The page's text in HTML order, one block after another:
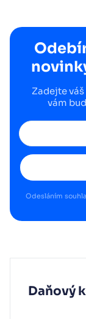
Zadejte
vám
Odesláním
Daňový